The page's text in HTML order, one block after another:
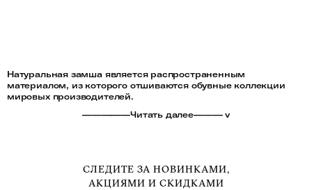
Натуральная замша является распространенным
материалом, из которого отшиваются обувные коллекции
мировых производителей.
—————Читать далее——— v
СЛЕДИТЕ ЗА НОВИНКАМИ,
АКЦИЯМИ И СКИДКАМИ